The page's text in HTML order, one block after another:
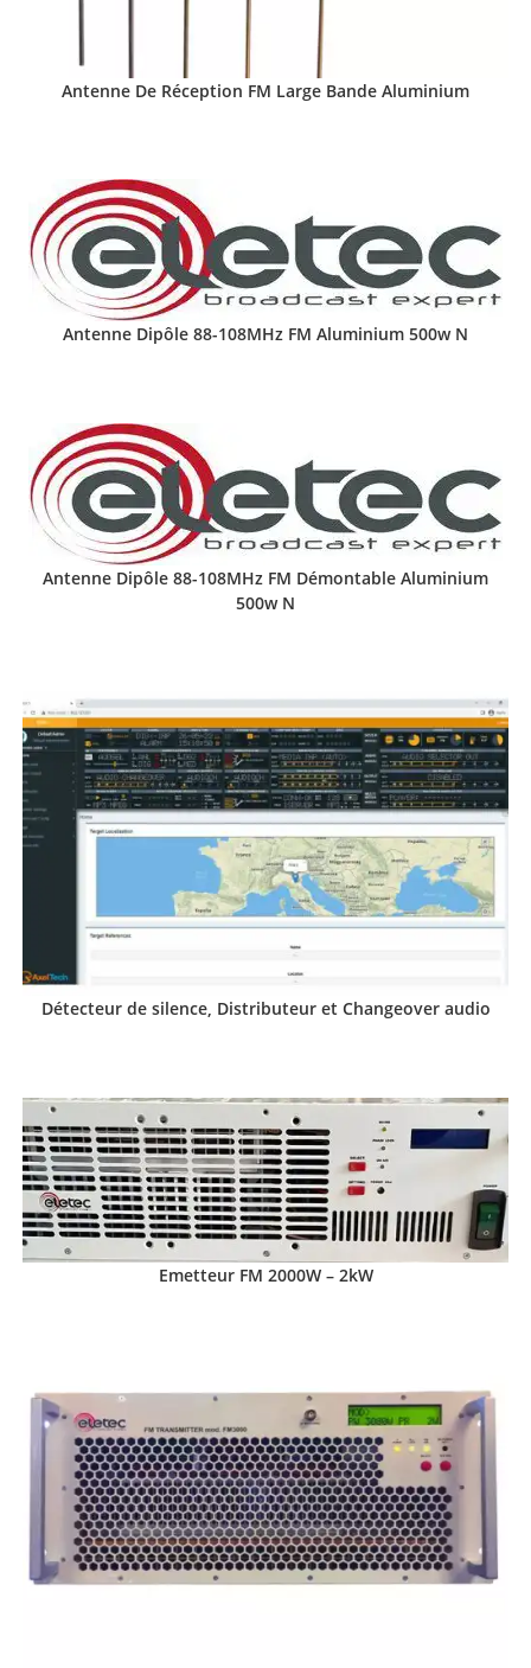
Antenne De Réception FM Large Bande Aluminium
Antenne Dipôle 88-108MHz FM Aluminium 500w N
Antenne Dipôle 88-108MHz FM Démontable Aluminium
500w N
Détecteur de silence, Distributeur et Changeover audio
Emetteur FM 2000W – 2kW